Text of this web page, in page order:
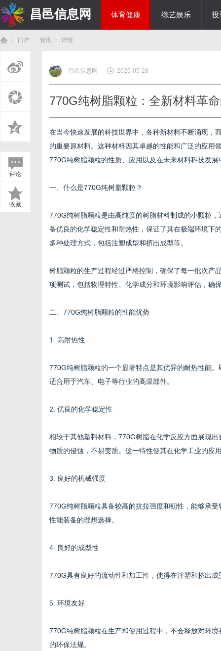
昌邑信息网 体育健康 综艺娱乐 投
门户 资讯
›
详情
评论
收藏
昌邑信息网 2026-05-28
770G纯树脂颗粒：全新材料革
在当今快速发展的科技世界中，各种新材料不断涌现，
的重要原材料。这种材料因其卓越的性能和广泛的应用
770G纯树脂颗粒的性质、应用以及在未来材料科技发展
一、什么是770G纯树脂颗粒？
770G纯树脂颗粒是由高纯度的树脂材料制成的小颗粒
备优良的化学稳定性和耐热性，保证了其在极端环境下
多种处理方式，包括注塑成型和挤出成型等。
树脂颗粒的生产过程经过严格控制，确保了每一批次产
项测试，包括物理特性、化学成分和环境影响评估，确
二、770G纯树脂颗粒的性能优势
1. 高耐热性
770G纯树脂颗粒的一个显著特点是其优异的耐热性能
适合用于汽车、电子等行业的高温部件。
2. 优良的化学稳定性
相较于其他塑料材料，770G树脂在化学反应方面展现
物质的侵蚀，不易变质。这一特性使其在化学工业的应
3. 良好的机械强度
770G纯树脂颗粒具备较高的抗拉强度和韧性，能够承
性能装备的理想选择。
4. 良好的成型性
770G具有良好的流动性和加工性，使得在注塑和挤出
5. 环境友好
770G纯树脂颗粒在生产和使用过程中，不会释放对环
的环保法规。